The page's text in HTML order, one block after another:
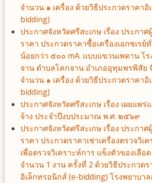
จำนวน ๑ เครื่อง ด้วยวิธีประกวดราคา
bidding)
ประกาศจังหวัดศรีสะเกษ เรื่อง ประกา
ราคา ประกวดราคาซื้อเครื่องเอกซเรย์
น้อยกว่า ๕๐๐ mA. แบบแขวนเพดาน โ
จาน ตำบลโคกจาน อำเภออุทุมพรพิสัย
จำนวน ๑ เครื่อง ด้วยวิธีประกวดราคา
bidding)
ประกาศจังหวัดศรีสะเกษ เรื่อง เผยแพ
จ้าง ประจําปีงบประมาณ พ.ศ. ๒๕๖๙
ประกาศจังหวัดศรีสะเกษ เรื่อง ประกา
ราคา ประกวดราคาเช่าเครื่องตรวจวิเ
เพื่อตรวจวิเคราะห์การ แข็งตัวของเลือ
จำนวน 1 งาน ครั้งที่ 2 ด้วยวิธีประกวดร
อิเล็กทรอนิกส์ (e-bidding) โรงพยาบา